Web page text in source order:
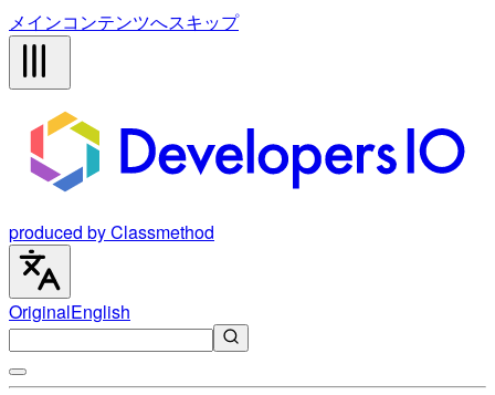
メインコンテンツへスキップ
produced by Classmethod
OriginalEnglish